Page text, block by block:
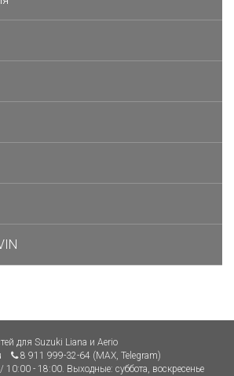
для Suzuki Liana и Aerio
8 911 999-32-64 (MAX, Telegram)
- 18:00. Выходные: суббота, воскресенье